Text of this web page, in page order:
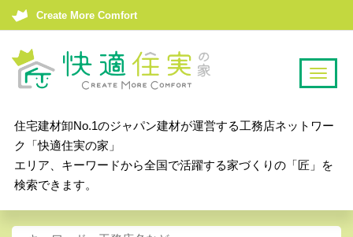
Create More Comfort
T
a
住宅建材卸No.1のジャパン建材が運営する工務店ネットワー
ク「快適住実の家」
エリア、キーワードから全国で活躍する家づくりの「匠」を
検索できます。